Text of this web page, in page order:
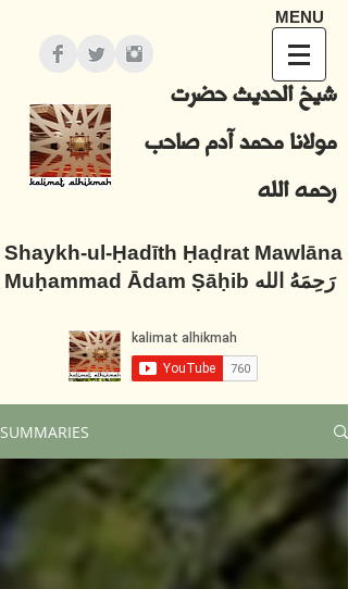
MENU
شيخ الحديث حضرت
مولانا محمد آدم صاحب
رحمه الله
Shaykh-ul-Ḥadīth Ḥaḍrat Mawlāna
Muḥammad Ādam Ṣāḥib رَحِمَهُ الله
SUMMARIES